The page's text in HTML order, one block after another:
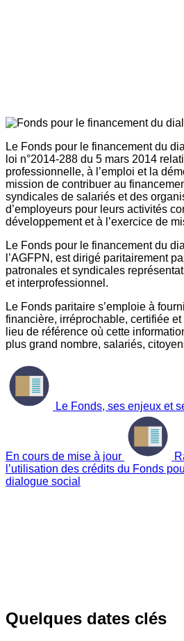
Le Fonds pour le financement du
loi n°2014-288 du 5 mars 2014
professionnelle, à l’emploi et la
mission de contribuer au
syndicales de salariés et des
d’employeurs pour leurs activités
développement et à l’exercice de
Le Fonds pour le financement du
l’AGFPN, est dirigé paritairement
patronales et syndicales
et interprofessionnel.
Le Fonds paritaire s’emploie à
financière, irréprochable, certifiée
lieu de référence où cette
plus grand nombre, salariés,
Le Fonds, ses enjeux et
En cours de mise à jour
l’utilisation des crédits du Fonds
dialogue social
Quelques dates clés